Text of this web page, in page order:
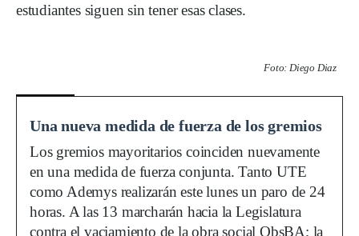
estudiantes siguen sin tener esas clases.
Foto: Diego Diaz
Una nueva medida de fuerza de los gremios
Los gremios mayoritarios coinciden nuevamente
en una medida de fuerza conjunta. Tanto UTE
como Ademys realizarán este lunes un paro de 24
horas. A las 13 marcharán hacia la Legislatura
contra el vaciamiento de la obra social ObsBA; la